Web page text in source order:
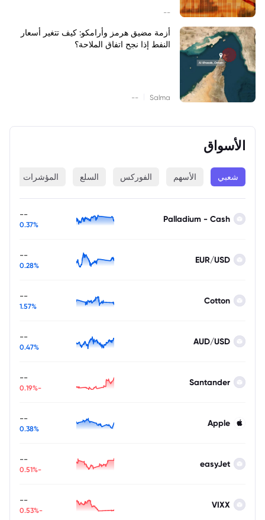
--
أزمة مضيق هرمز وأرامكو: كيف تتغير أسعار
النفط إذا نجح اتفاق الملاحة؟
Salma
--
الأسواق
شعبي الأسهم الفوركس السلع المؤشرات
Palladium - Cash
--
0.37%
EUR/USD
--
0.28%
Cotton
--
1.57%
AUD/USD
--
0.47%
Santander
--
-0.19%
Apple
--
0.38%
easyJet
--
-0.51%
VIXX
--
-0.53%